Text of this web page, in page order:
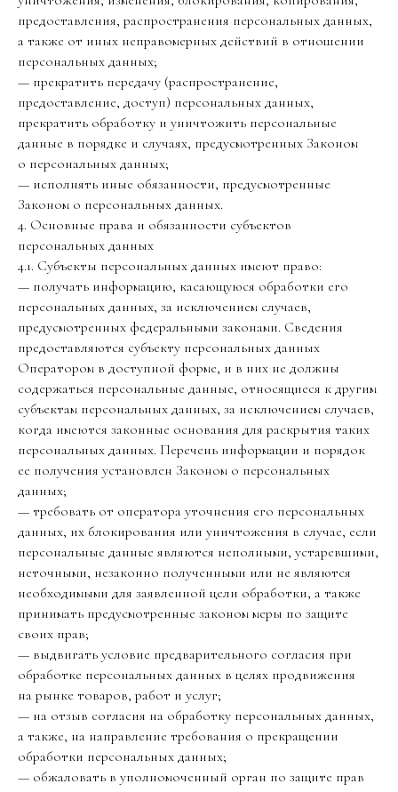
предоставления, распространения персональных данных,
а также от иных неправомерных действий в отношении
персональных данных;
— прекратить передачу (распространение,
предоставление, доступ) персональных данных,
прекратить обработку и уничтожить персональные
данные в порядке и случаях, предусмотренных Законом
о персональных данных;
— исполнять иные обязанности, предусмотренные
Законом о персональных данных.
4. Основные права и обязанности субъектов
персональных данных
4.1. Субъекты персональных данных имеют право:
— получать информацию, касающуюся обработки его
персональных данных, за исключением случаев,
предусмотренных федеральными законами. Сведения
предоставляются субъекту персональных данных
Оператором в доступной форме, и в них не должны
содержаться персональные данные, относящиеся к другим
субъектам персональных данных, за исключением случаев,
когда имеются законные основания для раскрытия таких
персональных данных. Перечень информации и порядок
ее получения установлен Законом о персональных
данных;
— требовать от оператора уточнения его персональных
данных, их блокирования или уничтожения в случае, если
персональные данные являются неполными, устаревшими,
неточными, незаконно полученными или не являются
необходимыми для заявленной цели обработки, а также
принимать предусмотренные законом меры по защите
своих прав;
— выдвигать условие предварительного согласия при
обработке персональных данных в целях продвижения
на рынке товаров, работ и услуг;
— на отзыв согласия на обработку персональных данных,
а также, на направление требования о прекращении
обработки персональных данных;
— обжаловать в уполномоченный орган по защите прав